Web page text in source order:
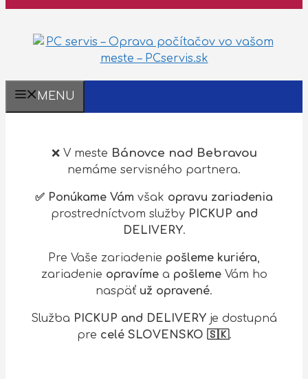
MENU
❌ V meste Bánovce nad Bebravou
nemáme servisného partnera.
✅ Ponúkame Vám však opravu zariadenia
prostredníctvom služby PICKUP and
DELIVERY.
Pre Vaše zariadenie pošleme kuriéra,
zariadenie opravímea pošlemeVám ho
naspäť už opravené.
Služba PICKUP and DELIVERY je dostupná
pre celé SLOVENSKO 🇸🇰.